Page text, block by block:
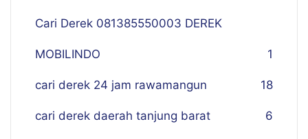
Cari Derek 081385550003 DEREK
MOBILINDO 1
cari derek 24 jam rawamangun 18
cari derek daerah tanjung barat 6